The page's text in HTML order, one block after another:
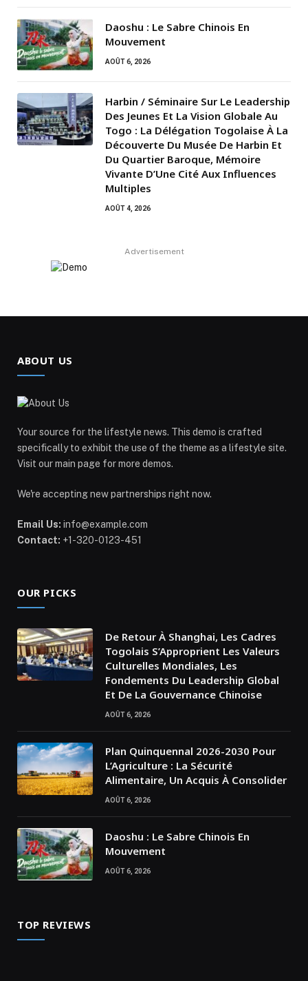
Daoshu : Le Sabre Chinois En
Mouvement
AOÛT 6, 2026
Harbin / Séminaire Sur Le Leadership
Des Jeunes Et La Vision Globale Au
Togo : La Délégation Togolaise À La
Découverte Du Musée De Harbin Et
Du Quartier Baroque, Mémoire
Vivante D’Une Cité Aux Influences
Multiples
AOÛT 4, 2026
Advertisement
ABOUT US
Your source for the lifestyle news. This demo is crafted
specifically to exhibit the use of the theme as a lifestyle site.
Visit our main page for more demos.
We're accepting new partnerships right now.
Email Us: info@example.com
Contact: +1-320-0123-451
OUR PICKS
De Retour À Shanghai, Les Cadres
Togolais S’Approprient Les Valeurs
Culturelles Mondiales, Les
Fondements Du Leadership Global
Et De La Gouvernance Chinoise
AOÛT 6, 2026
Plan Quinquennal 2026-2030 Pour
L’Agriculture : La Sécurité
Alimentaire, Un Acquis À Consolider
AOÛT 6, 2026
Daoshu : Le Sabre Chinois En
Mouvement
AOÛT 6, 2026
TOP REVIEWS